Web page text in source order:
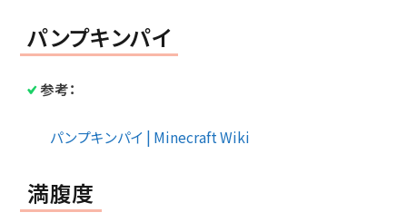
パンプキンパイ
参考：
パンプキンパイ | Minecraft Wiki
満腹度